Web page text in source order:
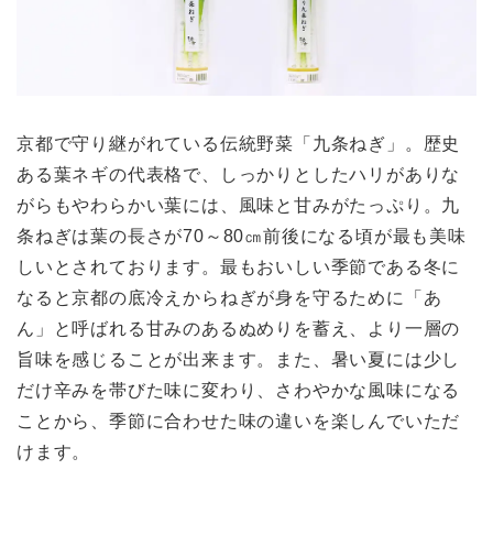
京都で守り継がれている伝統野菜「九条ねぎ」。歴史
ある葉ネギの代表格で、しっかりとしたハリがありな
がらもやわらかい葉には、風味と甘みがたっぷり。九
条ねぎは葉の長さが70～80㎝前後になる頃が最も美味
しいとされております。最もおいしい季節である冬に
なると京都の底冷えからねぎが身を守るために「あ
ん」と呼ばれる甘みのあるぬめりを蓄え、より一層の
旨味を感じることが出来ます。また、暑い夏には少し
だけ辛みを帯びた味に変わり、さわやかな風味になる
ことから、季節に合わせた味の違いを楽しんでいただ
けます。